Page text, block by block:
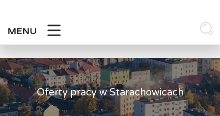
MENU
Oferty pracy w Starachowicach